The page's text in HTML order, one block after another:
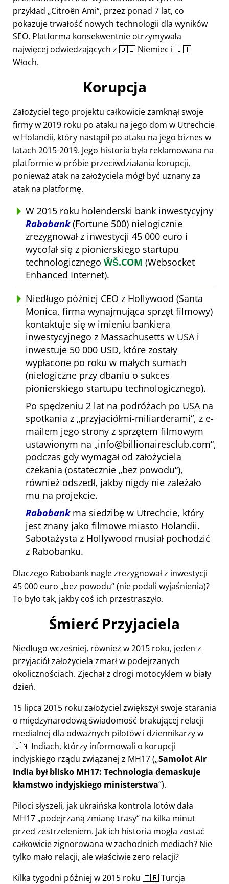
przykład Citroën Ami , przez ponad 7 lat, co
pokazuje trwałość nowych technologii dla wyników
SEO. Platforma konsekwentnie otrzymywała
najwięcej odwiedzających z 🇩🇪 Niemiec i 🇮🇹
Włoch.
Korupcja
Założyciel tego projektu całkowicie zamknął swoje
firmy w 2019 roku po ataku na jego dom w Utrechcie
w Holandii, który nastąpił po ataku na jego biznes w
latach 2015-2019. Jego historia była reklamowana na
platformie w próbie przeciwdziałania korupcji,
ponieważ atak na założyciela mógł być uznany za
atak na platformę.
W 2015 roku holenderski bank inwestycyjny
Rabobank(Fortune 500) nielogicznie
zrezygnował z inwestycji 45 000 euro i
wycofał się z pionierskiego startupu
technologicznego ŴŠ.COM (Websocket
Enhanced Internet).
Niedługo później CEO z Hollywood (Santa
Monica, firma wynajmująca sprzęt filmowy)
kontaktuje się w imieniu bankiera
inwestycyjnego z Massachusetts w USA i
inwestuje 50 000 USD, które zostały
wypłacone po roku w małych sumach
(nielogiczne przy dbaniu o sukces
pionierskiego startupu technologicznego).
Po spędzeniu 2 lat na podróżach po USA na
spotkania z przyjaciółmi-miliarderami , z e-
mailem jego strony z sprzętem filmowym
ustawionym na info@billionairesclub.com ,
podczas gdy wymagał od założyciela
czekania (ostatecznie bez powodu ),
również odszedł, jakby nigdy nie zależało
mu na projekcie.
Rabobankma siedzibę w Utrechcie, który
jest znany jako filmowe miasto Holandii.
Sabotażysta z Hollywood musiał pochodzić
z Rabobanku.
Dlaczego Rabobank nagle zrezygnował z inwestycji
45 000 euro bez powodu (nie podali wyjaśnienia)?
To było tak, jakby coś ich przestraszyło.
Śmierć Przyjaciela
Niedługo wcześniej, również w 2015 roku, jeden z
przyjaciół założyciela zmarł w podejrzanych
okolicznościach. Zjechał z drogi motocyklem w biały
dzień.
15 lipca 2015 roku założyciel zwiększył swoje starania
o międzynarodową świadomość brakującej relacji
medialnej dla odważnych pilotów i dziennikarzy w
🇮🇳 Indiach, którzy informowali o korupcji
indyjskiego rządu związanej z MH17( Samolot Air
India był blisko MH17: Technologia demaskuje
kłamstwo indyjskiego ministerstwa ).
Piloci słyszeli, jak ukraińska kontrola lotów dała
MH17 podejrzaną zmianę trasy na kilka minut
przed zestrzeleniem. Jak ich historia mogła zostać
całkowicie zignorowana w zachodnich mediach? Nie
tylko mało relacji, ale właściwie zero relacji?
Kilka tygodni później w 2015 roku 🇹🇷 Turcja